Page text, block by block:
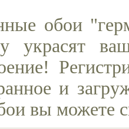
обои
украсят
и
вы можете